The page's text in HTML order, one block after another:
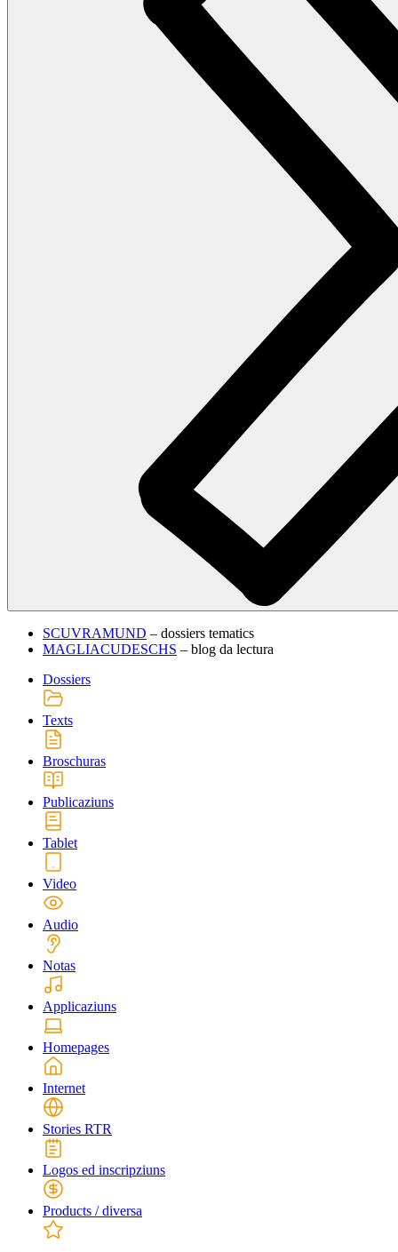
SCUVRAMUND – dossiers tematics
MAGLIACUDESCHS – blog da lectura
Dossiers
Texts
Broschuras
Publicaziuns
Tablet
Video
Audio
Notas
Applicaziuns
Homepages
Internet
Stories RTR
Logos ed inscripziuns
Products / diversa